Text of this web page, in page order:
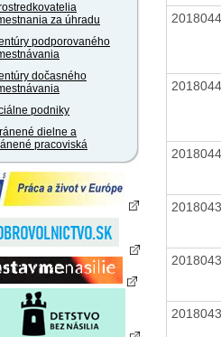
za úhradu
podporovaného
dočasného
podniky
dielne a
pracoviská